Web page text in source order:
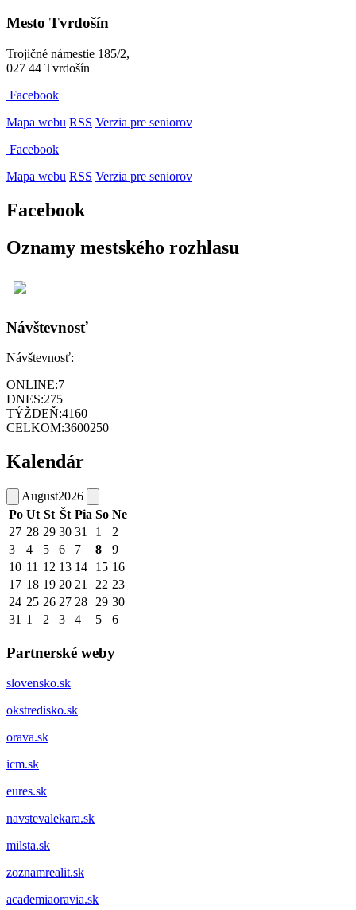
Mesto Tvrdošín
Trojičné námestie 185/2,
027 44 Tvrdošín
Facebook
Mapa webu RSS Verzia pre seniorov
Facebook
Mapa webu RSS Verzia pre seniorov
Facebook
Oznamy mestského rozhlasu
Návštevnosť
Návštevnosť:
ONLINE:7
DNES:275
TÝŽDEŇ:4160
CELKOM:3600250
Kalendár
August2026
Po Ut St Št Pia So Ne
27 28 29 30 31 1
2
3
4 5 6 7 8
9
10 11 12 13 14 15 16
17 18 19 20 21 22 23
24 25 26 27 28 29 30
31 1 2 3 4 5 6
Partnerské weby
slovensko.sk
okstredisko.sk
orava.sk
icm.sk
eures.sk
navstevalekara.sk
milsta.sk
zoznamrealit.sk
academiaoravia.sk